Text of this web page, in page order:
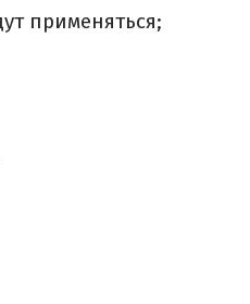
применяться;